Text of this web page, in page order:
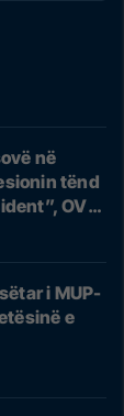
në
tënd
OVL
i MUP-
e